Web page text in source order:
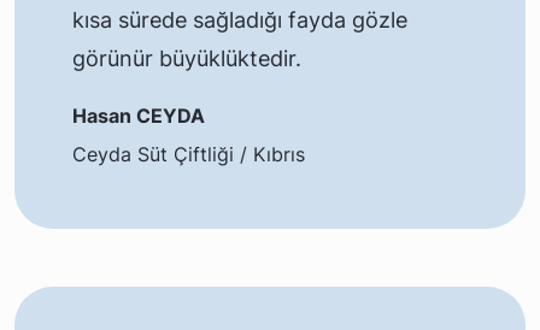
kısa sürede sağladığı fayda gözle
görünür büyüklüktedir.
Hasan CEYDA
Ceyda Süt Çiftliği / Kıbrıs